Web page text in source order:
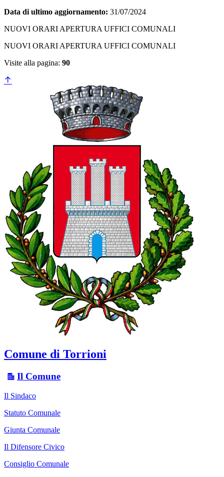
Data di ultimo aggiornamento: 31/07/2024
NUOVI ORARI APERTURA UFFICI COMUNALI
NUOVI ORARI APERTURA UFFICI COMUNALI
Visite alla pagina: 90
Comune di Torrioni
Il Comune
Il Sindaco
Statuto Comunale
Giunta Comunale
Il Difensore Civico
Consiglio Comunale